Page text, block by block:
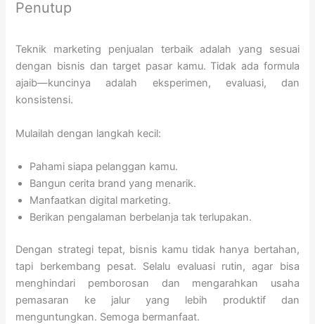
Penutup
Teknik marketing penjualan terbaik adalah yang sesuai
dengan bisnis dan target pasar kamu. Tidak ada formula
ajaib—kuncinya adalah eksperimen, evaluasi, dan
konsistensi.
Mulailah dengan langkah kecil:
Pahami siapa pelanggan kamu.
Bangun cerita brand yang menarik.
Manfaatkan digital marketing.
Berikan pengalaman berbelanja tak terlupakan.
Dengan strategi tepat, bisnis kamu tidak hanya bertahan,
tapi berkembang pesat. Selalu evaluasi rutin, agar bisa
menghindari pemborosan dan mengarahkan usaha
pemasaran ke jalur yang lebih produktif dan
menguntungkan. Semoga bermanfaat.